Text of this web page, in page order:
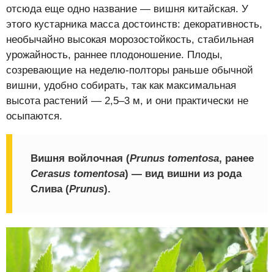
отсюда еще одно название — вишня китайская. У
этого кустарника масса достоинств: декоративность,
необычайно высокая морозостойкость, стабильная
урожайность, раннее плодоношение. Плоды,
созревающие на неделю-полторы раньше обычной
вишни, удобно собирать, так как максимальная
высота растений — 2,5–3 м, и они практически не
осыпаются.
Вишня войлочная (Prunus tomentosa, ранее
Cerasus tomentosa) — вид вишни из рода
Слива (Prunus).